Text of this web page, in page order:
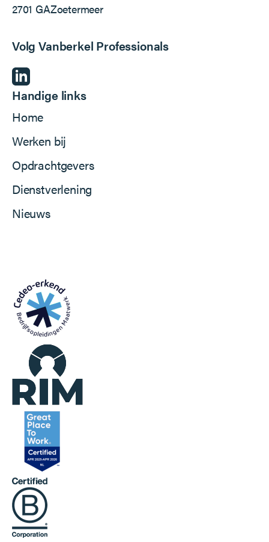
2701 GAZoetermeer
Volg Vanberkel Professionals
Handige links
Home
Werken bij
Opdrachtgevers
Dienstverlening
Nieuws